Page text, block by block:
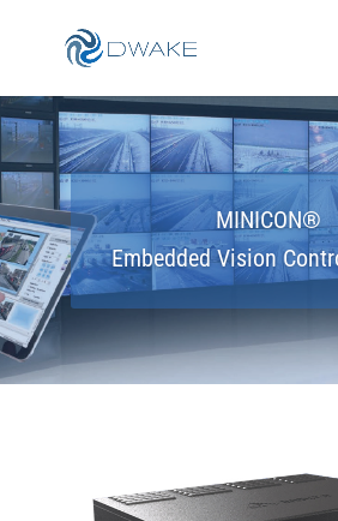
MINICON®
Embedded Vision